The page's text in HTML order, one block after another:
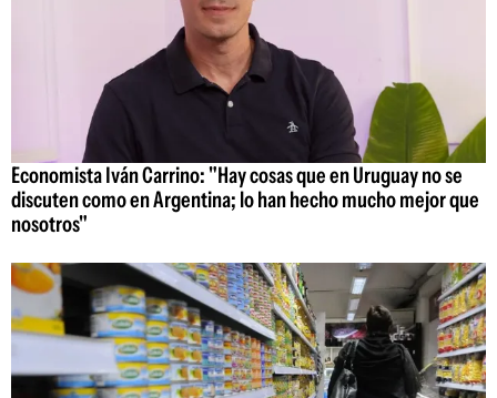
Economista Iván Carrino: "Hay cosas que en Uruguay no se
discuten como en Argentina; lo han hecho mucho mejor que
nosotros"